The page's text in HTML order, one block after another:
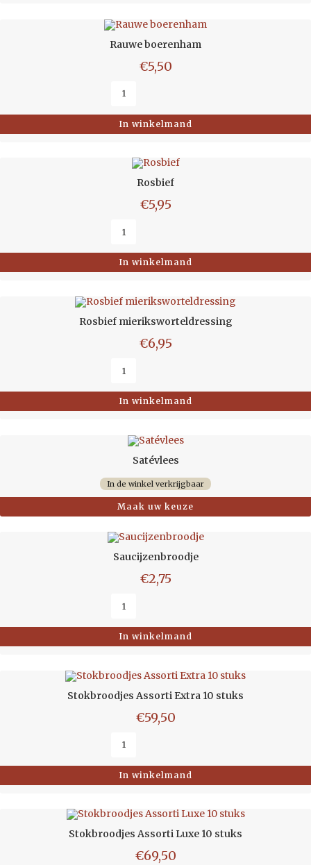
Rauwe boerenham
€5,50
In winkelmand
Rosbief
€5,95
In winkelmand
Rosbief mieriksworteldressing
€6,95
In winkelmand
Satévlees
In de winkel verkrijgbaar
Maak uw keuze
Saucijzenbroodje
€2,75
In winkelmand
Stokbroodjes Assorti Extra 10 stuks
€59,50
In winkelmand
Stokbroodjes Assorti Luxe 10 stuks
€69,50